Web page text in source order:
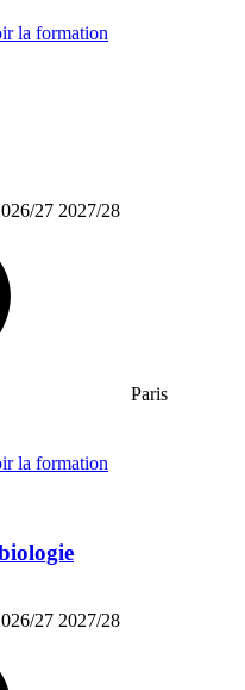
la formation
27 2027/28
Paris
la formation
27 2027/28